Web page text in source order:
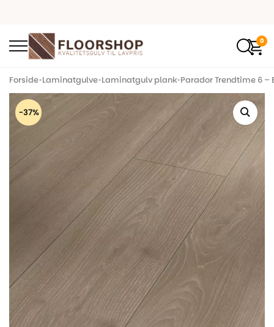
0
Forside•Laminatgulve•Laminatgulv plank•Parador Trendtime 6
-37%